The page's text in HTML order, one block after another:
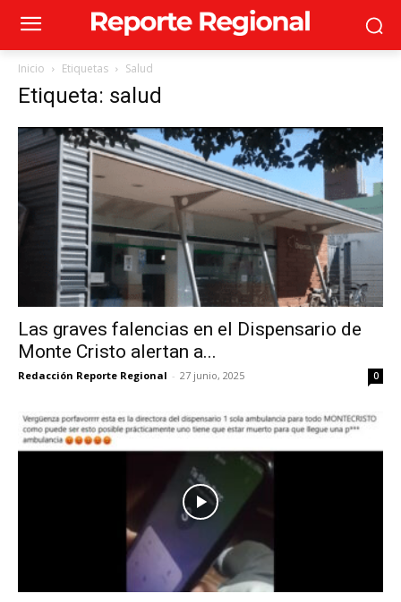
Inicio Etiquetas Salud
Etiqueta: salud
Las graves falencias en el Dispensario de
Monte Cristo alertan a...
Redacción Reporte Regional - 27 junio, 2025 0